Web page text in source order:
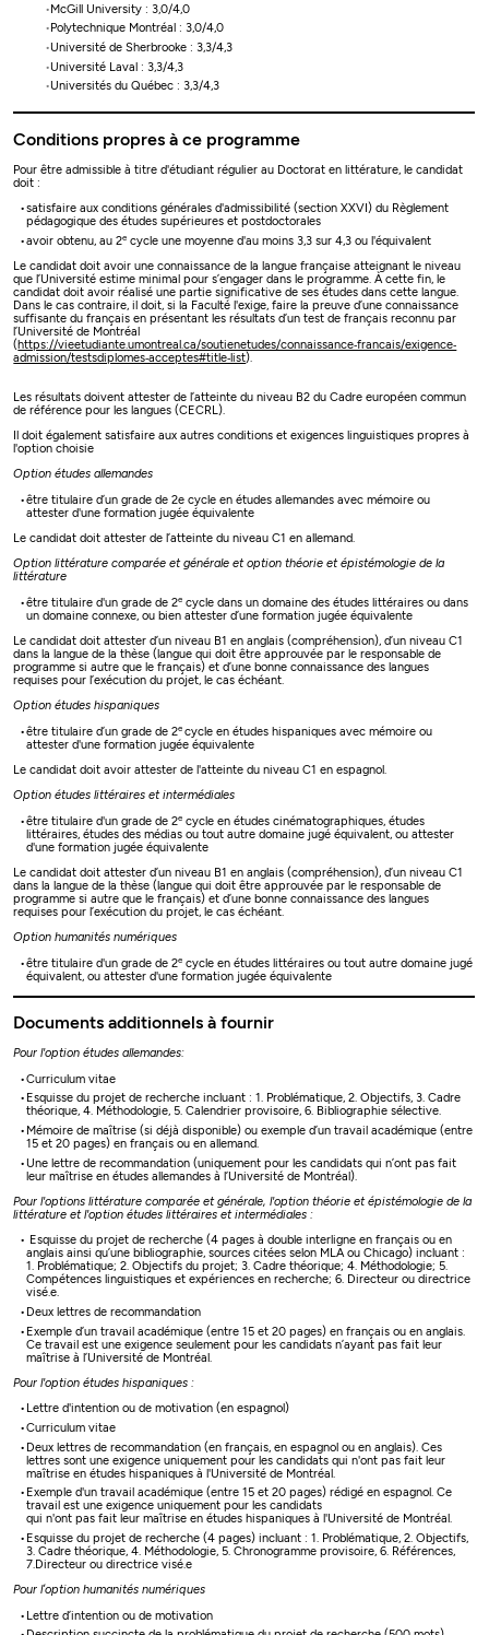
McGill University : 3,0/4,0
Polytechnique Montréal : 3,0/4,0
Université de Sherbrooke : 3,3/4,3
Université Laval : 3,3/4,3
Universités du Québec : 3,3/4,3
Conditions propres à ce programme
Pour être admissible à titre d'étudiant régulier au Doctorat en littérature, le candidat
doit :
satisfaire aux conditions générales d'admissibilité (section XXVI) du Règlement
pédagogique des études supérieures et postdoctorales
avoir obtenu, au 2ecycle une moyenne d'au moins 3,3 sur 4,3 ou l'équivalent
Le candidat doit avoir une connaissance de la langue française atteignant le niveau
que l’Université estime minimal pour s’engager dans le programme. À cette fin, le
candidat doit avoir réalisé une partie significative de ses études dans cette langue.
Dans le cas contraire, il doit, si la Faculté l'exige, faire la preuve d’une connaissance
suffisante du français en présentant les résultats d’un test de français reconnu par
l’Université de Montréal
(https://vieetudiante.umontreal.ca/soutienetudes/connaissance‐francais/exigence‐
admission/testsdiplomes‐acceptes#title‐list).
Les résultats doivent attester de l’atteinte du niveau B2 du Cadre européen commun
de référence pour les langues (CECRL).
Il doit également satisfaire aux autres conditions et exigences linguistiques propres à
l'option choisie
Option études allemandes
être titulaire d’un grade de 2e cycle en études allemandes avec mémoire ou
attester d'une formation jugée équivalente
Le candidat doit attester de l’atteinte du niveau C1 en allemand.
Option littérature comparée et générale et option théorie et épistémologie de la
littérature
être titulaire d'un grade de 2ecycle dans un domaine des études littéraires ou dans
un domaine connexe, ou bien attester d’une formation jugée équivalente
Le candidat doit attester d’un niveau B1 en anglais (compréhension), d’un niveau C1
dans la langue de la thèse (langue qui doit être approuvée par le responsable de
programme si autre que le français) et d’une bonne connaissance des langues
requises pour l’exécution du projet, le cas échéant.
Option études hispaniques
être titulaire d’un grade de 2e cycle en études hispaniques avec mémoire ou
attester d'une formation jugée équivalente
Le candidat doit avoir attester de l'atteinte du niveau C1 en espagnol.
Option études littéraires et intermédiales
être titulaire d'un grade de 2ecycle en études cinématographiques, études
littéraires, études des médias ou tout autre domaine jugé équivalent, ou attester
d'une formation jugée équivalente
Le candidat doit attester d’un niveau B1 en anglais (compréhension), d’un niveau C1
dans la langue de la thèse (langue qui doit être approuvée par le responsable de
programme si autre que le français) et d’une bonne connaissance des langues
requises pour l’exécution du projet, le cas échéant.
Option humanités numériques
être titulaire d'un grade de 2ecycle en études littéraires ou tout autre domaine jugé
équivalent, ou attester d'une formation jugée équivalente
Documents additionnels à fournir
Pour l'option études allemandes:
Curriculum vitae
Esquisse du projet de recherche incluant : 1. Problématique, 2. Objectifs, 3. Cadre
théorique, 4. Méthodologie, 5. Calendrier provisoire, 6. Bibliographie sélective.
Mémoire de maîtrise (si déjà disponible) ou exemple d’un travail académique (entre
15 et 20 pages) en français ou en allemand.
Une lettre de recommandation (uniquement pour les candidats qui n’ont pas fait
leur maîtrise en études allemandes à l’Université de Montréal).
Pour l'options littérature comparée et générale, l'option théorie et épistémologie de la
littérature et l'option études littéraires et intermédiales :
Esquisse du projet de recherche (4 pages à double interligne en français ou en
anglais ainsi qu’une bibliographie, sources citées selon MLA ou Chicago) incluant :
1. Problématique; 2. Objectifs du projet; 3. Cadre théorique; 4. Méthodologie; 5.
Compétences linguistiques et expériences en recherche; 6. Directeur ou directrice
visé.e.
Deux lettres de recommandation
Exemple d’un travail académique (entre 15 et 20 pages) en français ou en anglais.
Ce travail est une exigence seulement pour les candidats n’ayant pas fait leur
maîtrise à l’Université de Montréal.
Pour l'option études hispaniques :
Lettre d'intention ou de motivation (en espagnol)
Curriculum vitae
Deux lettres de recommandation (en français, en espagnol ou en anglais). Ces
lettres sont une exigence uniquement pour les candidats qui n'ont pas fait leur
maîtrise en études hispaniques à l'Université de Montréal.
Exemple d'un travail académique (entre 15 et 20 pages) rédigé en espagnol. Ce
travail est une exigence uniquement pour les candidats
qui n'ont pas fait leur maîtrise en études hispaniques à l'Université de Montréal.
Esquisse du projet de recherche (4 pages) incluant : 1. Problématique, 2. Objectifs,
3. Cadre théorique, 4. Méthodologie, 5. Chronogramme provisoire, 6. Références,
7.Directeur ou directrice visé.e
Pour l’option humanités numériques
Lettre d’intention ou de motivation